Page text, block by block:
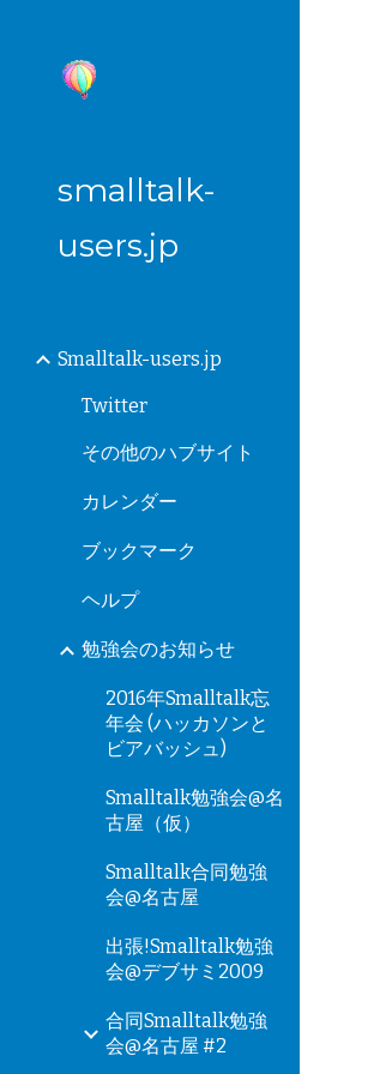
smalltalk-
users.jp
Smalltalk-users.jp
Twitter
その他のハブサイト
カレンダー
ブックマーク
ヘルプ
勉強会のお知らせ
2016年Smalltalk忘
年会 (ハッカソンと
ビアバッシュ)
Smalltalk勉強会@名
古屋（仮）
Smalltalk合同勉強
会@名古屋
出張!Smalltalk勉強
会@デブサミ2009
合同Smalltalk勉強
会@名古屋 #2